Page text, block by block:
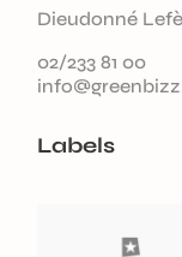
Dieudonné
02/233 81 00
Labels